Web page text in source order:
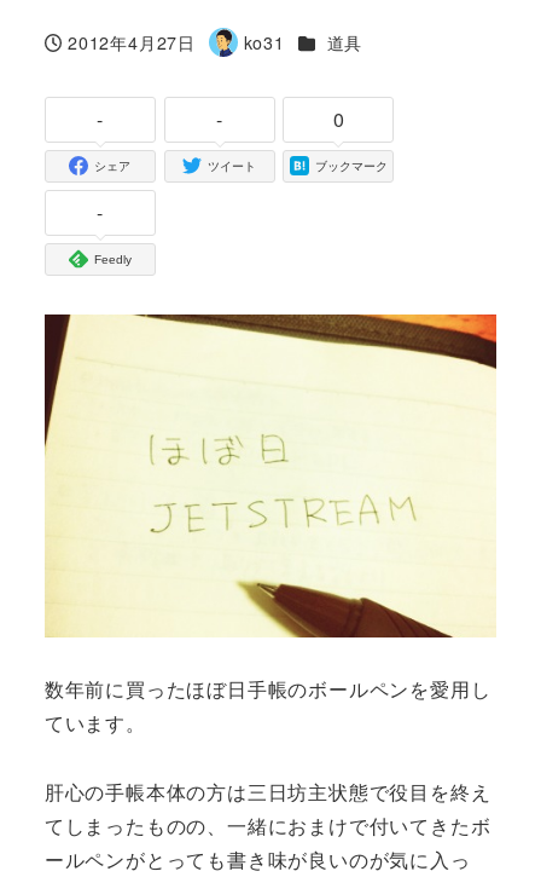
投稿日
2012年4月27日
著
ko31 カテゴリー
道具
-
シェア
-
ツイート
0
ブックマーク
-
Feedly
数年前に買ったほぼ日手帳のボールペンを愛用し
ています。
肝心の手帳本体の方は三日坊主状態で役目を終え
てしまったものの、一緒におまけで付いてきたボ
ールペンがとっても書き味が良いのが気に入っ